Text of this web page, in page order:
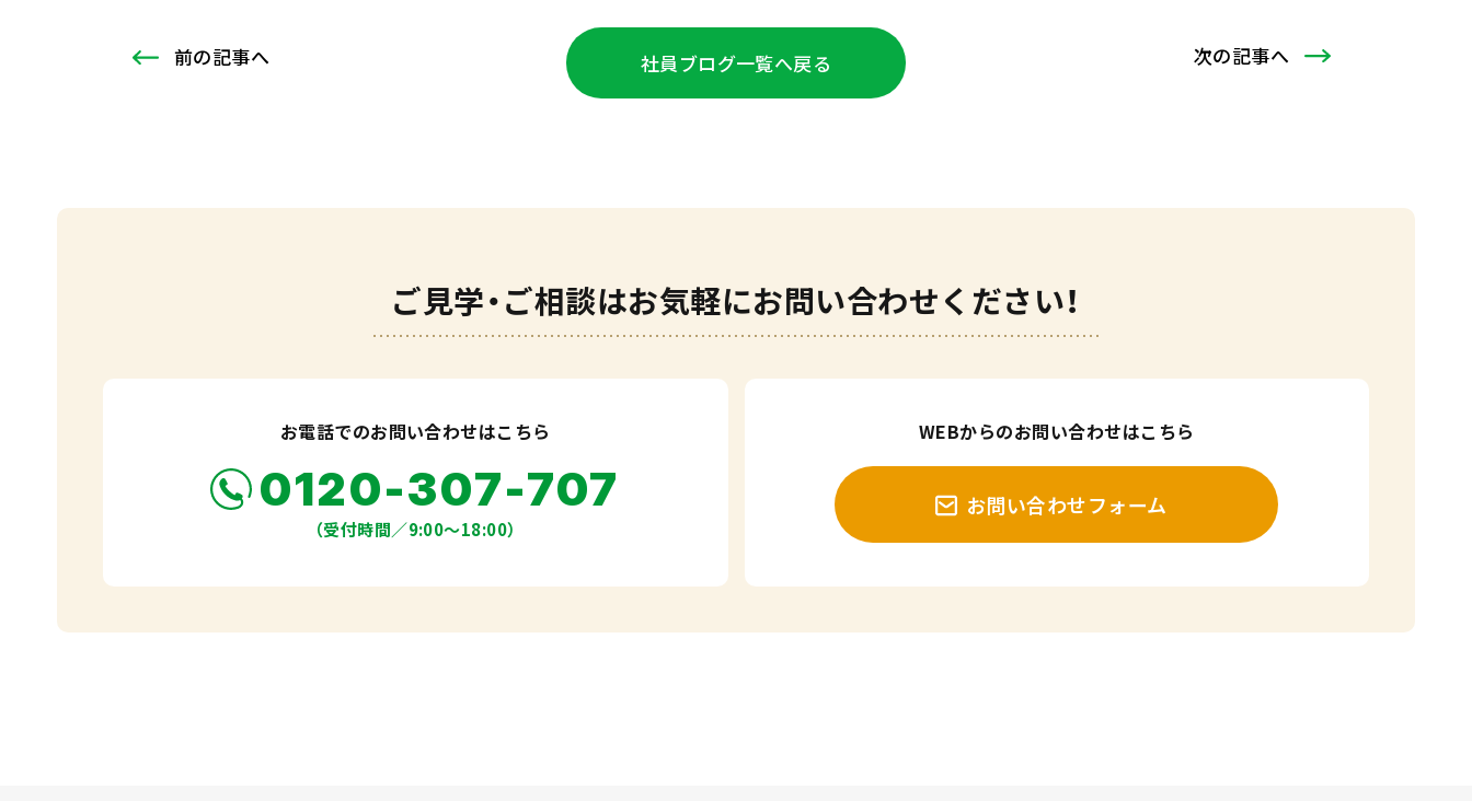
前の記事へ 社員ブログ一覧へ戻る 次の記事へ
ご見学・ご相談はお気軽にお問い合わせください！
お電話でのお問い合わせはこちら
0120-307-707
（受付時間／9:00〜18:00）
WEBからのお問い合わせはこちら
お問い合わせフォーム